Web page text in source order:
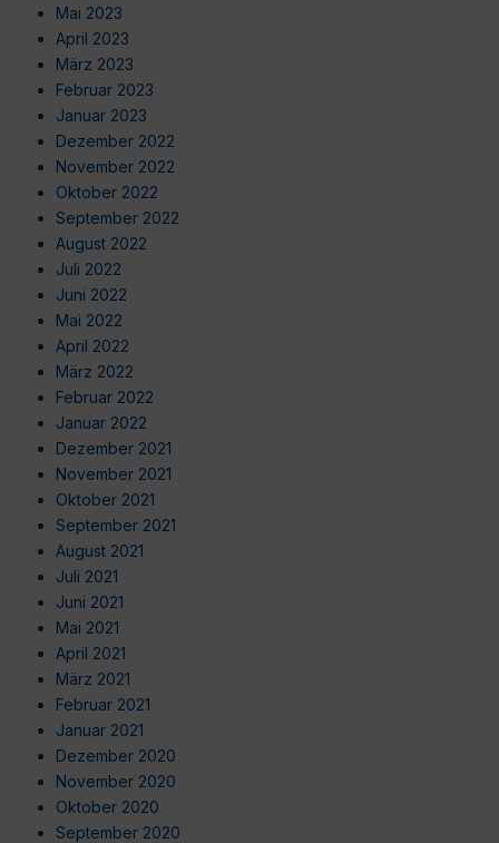
Mai 2023
April 2023
März 2023
Februar 2023
Januar 2023
Dezember 2022
November 2022
Oktober 2022
September 2022
August 2022
Juli 2022
Juni 2022
Mai 2022
April 2022
März 2022
Februar 2022
Januar 2022
Dezember 2021
November 2021
Oktober 2021
September 2021
August 2021
Juli 2021
Juni 2021
Mai 2021
April 2021
März 2021
Februar 2021
Januar 2021
Dezember 2020
November 2020
Oktober 2020
September 2020